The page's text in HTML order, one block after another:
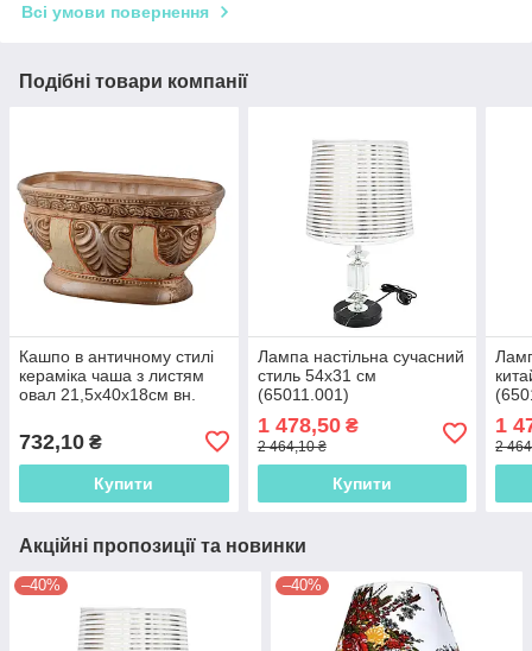
Всі умови повернення
Подібні товари компанії
Кашпо в античному стилі
кераміка чаша з листям
овал 21,5х40х18см вн.
золотисте (41040.002)
732,10 ₴
Купити
Лампа настільна сучасний
стиль 54х31 см
(65011.001)
1 478,50₴
2 464,10 ₴
Купити
1
2
Акційні пропозиції та новинки
–40% –40%